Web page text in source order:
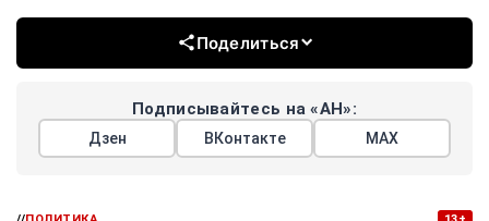
Поделиться
Подписывайтесь на «АН»:
Дзен ВКонтакте МАХ